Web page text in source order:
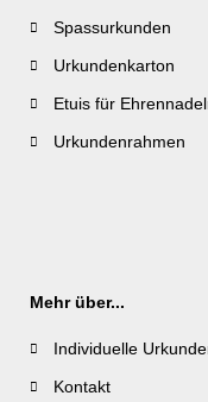
Spassurkunden
Urkundenkarton
Etuis für
Urkundenrahmen
Mehr über...
Individuelle
Kontakt